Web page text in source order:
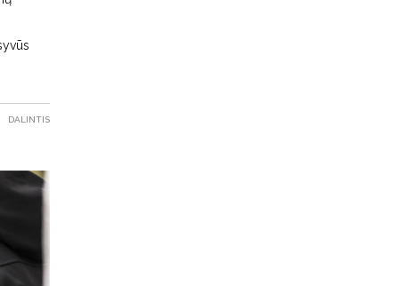
DALINTIS